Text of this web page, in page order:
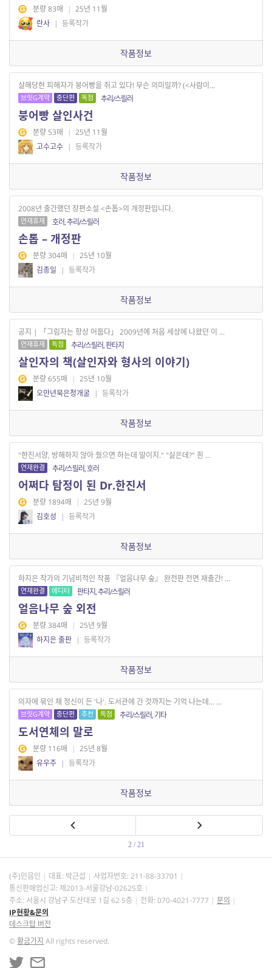
분량 83매 | 25년 11월
란사 | 등록작가
작품정보
살해당한 피해자가 붕어빵을 쥐고 있다! 무슨 의미일까? (<사람이...
브릿G계약 중단편 독점 추리/스릴러
붕어빵 살인사건
분량 53매 | 25년 11월
고수고수 | 등록작가
작품정보
2008년 출간했던 장편소설 <손톱>의 개정판입니다.
연재휴재 호러, 추리/스릴러
손톱 – 개정판
분량 304매 | 25년 10월
김종일
| 등록작가
작품정보
공지 | 「그림자는 항상 어둡다」 2009년에 처음 세상에 나왔던 이 ...
연재휴재 독점 추리/스릴러, 판타지
살인자의 책(살인자와 형사의 이야기)
분량 655매 | 25년 10월
오만년묵은청개굴 | 등록작가
작품정보
"한진서양, 방해하지 않아 줬으면 하는데 말이지." "싫은데?" 흰 ...
연재완결 추리/스릴러, 호러
어쩌다 탐정이 된 Dr.한진서
분량 1894매 | 25년 9월
김호성
| 등록작가
작품정보
하지은 작가의 기념비적인 작품 『얼음나무 숲』 완전판 전면 재출간! ...
연재완결 에디터 판타지, 추리/스릴러
얼음나무 숲 외전
분량 384매 | 25년 9월
하지은 출판 | 등록작가
작품정보
의자에 묶인 채 정신이 든 '나'. 도서관에 간 것까지는 기억 나는데... ...
브릿G계약 중단편 추천 독점 추리/스릴러, 기타
도서연체의 말로
분량 116매 | 25년 8월
유우주 | 등록작가
작품정보
2 / 21
(주)민음인 대표: 박근섭 사업자번호: 211-88-33701
통신판매업신고: 제2013-서울강남-02625호
주소: 서울시 강남구 도산대로 1길 62 5층
전화: 070-4021-7777
문의
IP현황&문의
데스크탑 버전
©황금가지 All rights reserved.